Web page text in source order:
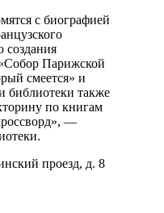
с биографией
создания
Парижской
смеется» и
библиотеки также
по книгам
—
проезд, д. 8